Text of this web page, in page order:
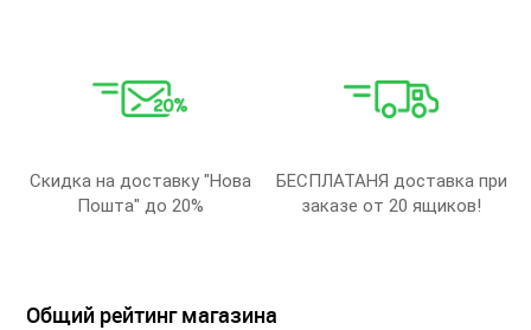
Скидка на доставку "Нова
Пошта" до 20%
БЕСПЛАТАНЯ доставка при
заказе от 20 ящиков!
Общий рейтинг магазина